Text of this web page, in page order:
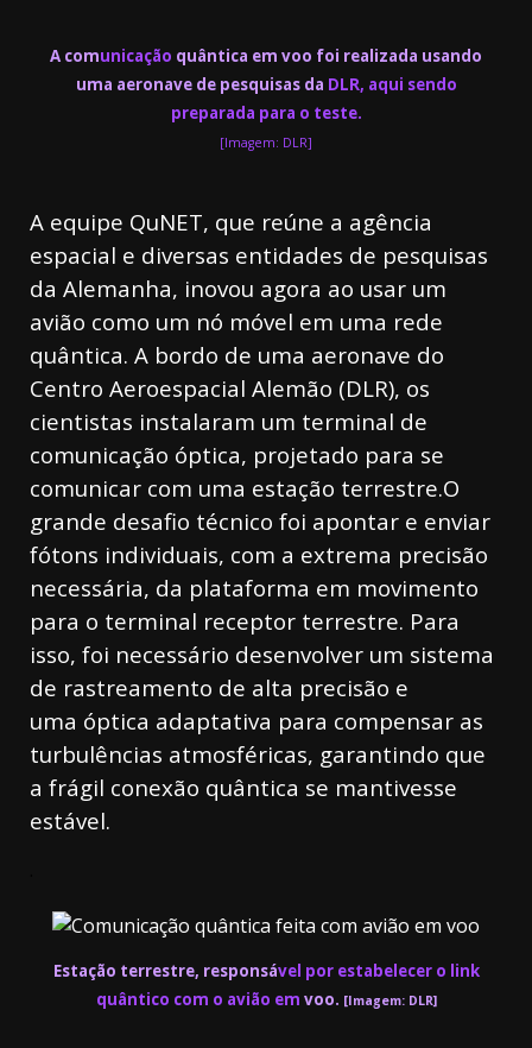
A comunicação quântica em voo foi realizada usando
uma aeronave de pesquisas da DLR, aqui sendo
preparada para o teste.
[Imagem: DLR]
A equipe QuNET, que reúne a agência
espacial e diversas entidades de pesquisas
da Alemanha, inovou agora ao usar um
avião como um nó móvel em uma rede
quântica. A bordo de uma aeronave do
Centro Aeroespacial Alemão (DLR), os
cientistas instalaram um terminal de
comunicação óptica, projetado para se
comunicar com uma estação terrestre.O
grande desafio técnico foi apontar e enviar
fótons individuais, com a extrema precisão
necessária, da plataforma em movimento
para o terminal receptor terrestre. Para
isso, foi necessário desenvolver um sistema
de rastreamento de alta precisão e
uma óptica adaptativa para compensar as
turbulências atmosféricas, garantindo que
a frágil conexão quântica se mantivesse
estável.
Estação terrestre, responsável por estabelecer o link
quântico com o avião em voo. [Imagem: DLR]